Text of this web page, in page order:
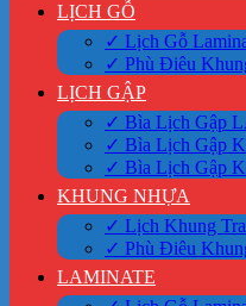
LỊCH GỖ
✓ Lịch Gỗ
✓ Phù Điêu
LỊCH GẬP
✓ Bìa Lịch Gập
✓ Bìa Lịch Gập
✓ Bìa Lịch Gập
KHUNG NHỰA
✓ Lịch Khung
✓ Phù Điêu
LAMINATE